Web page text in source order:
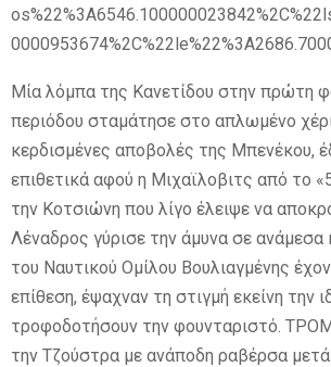
Μία λόμπα της Κανετίδου στην πρώτη
περιόδου σταμάτησε στο απλωμένο
κερδισμένες αποβολές της Μπενέκου,
επιθετικά αφού η Μιχαϊλοβιτς από το
την Κοτσιώνη που λίγο έλειψε να
Λέναδρος γύρισε την άμυνα σε ανάμεσα
του Ναυτικού Ομίλου Βουλιαγμένης
επίθεση, έψαχναν τη στιγμή εκείνη την
τροφοδοτήσουν την φουνταριστό.
την Τζούστρα με ανάποδη ραβέρσα